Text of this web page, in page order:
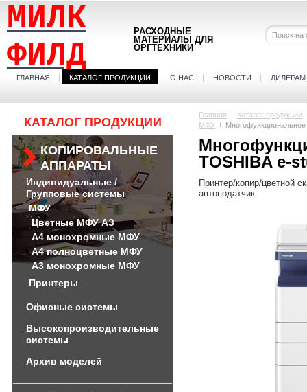
МИЛК
ФИЛД
РАСХОДНЫЕ
МАТЕРИАЛЫ ДЛЯ
ОРГТЕХНИКИ
ГЛАВНАЯ КАТАЛОГ ПРОДУКЦИИ О НАС НОВОСТИ ДИЛЕРАМ
КАТАЛОГ ПРОДУКЦИИ
КОПИРОВАЛЬНЫЕ
АППАРАТЫ
Индивидуальные /
Групповые системы
МФУ
Цветные МФУ АЗ
А4 монохромные МФУ
А4 полноцветные МФУ
А3 монохромные МФУ
Принтеры
Офисные системы
Высокопроизводительные
системы
Архив моделей
Главная
Каталог продукции
МФУ
TOSHIBA e-
Принтер/копир/цветной
автоподатчик.